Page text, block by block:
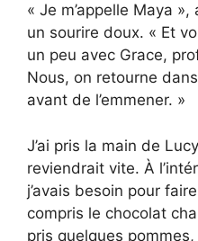
« Je m’appelle Maya
un sourire doux. « Et
un peu avec Grace,
Nous, on retourne
avant de l’emmener. »
J’ai pris la main de
reviendrait vite. À
j’avais besoin pour
compris le chocolat
pris quelques